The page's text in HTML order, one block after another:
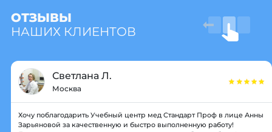
ОТЗЫВЫ
НАШИХ КЛИЕНТОВ
Светлана Л.
Москва
Хочу поблагодарить Учебный центр мед Стандарт Проф в лице Анны
Зарьяновой за качественную и быстро выполненную работу!